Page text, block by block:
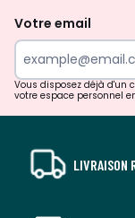
Votre email
Vous disposez déjà d'un
votre espace personnel
LIVRAISON